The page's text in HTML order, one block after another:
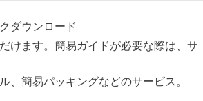
ダウンロード
けます。簡易ガイドが必要な際は、サ
、簡易パッキングなどのサービス。